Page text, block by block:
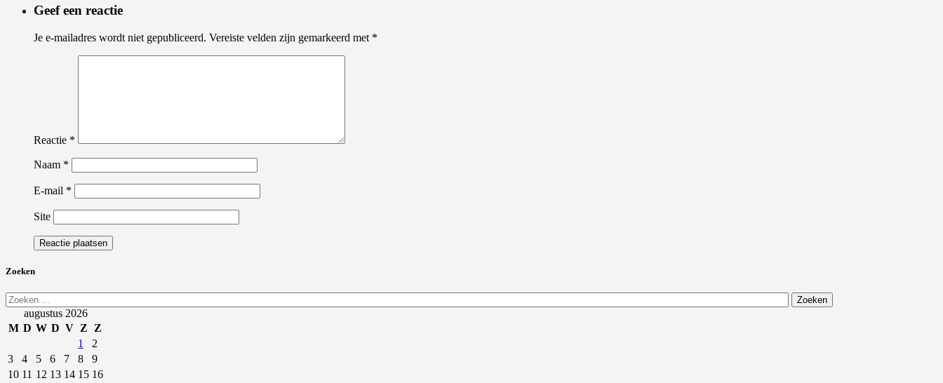
Geef een reactie
Je e-mailadres wordt niet gepubliceerd. Vereiste velden zijn gemarkeerd met *
Reactie *
Naam *
E-mail *
Site
Zoeken
Zoeken
naar:augustus 2026
M D W D V Z
Z
1
2
3
4 5 6 7 8
9
10 11 12 13 14 15 16